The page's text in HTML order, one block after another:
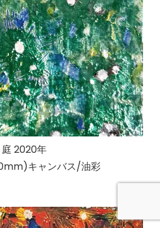
庭 2020年
キャンバス/油彩